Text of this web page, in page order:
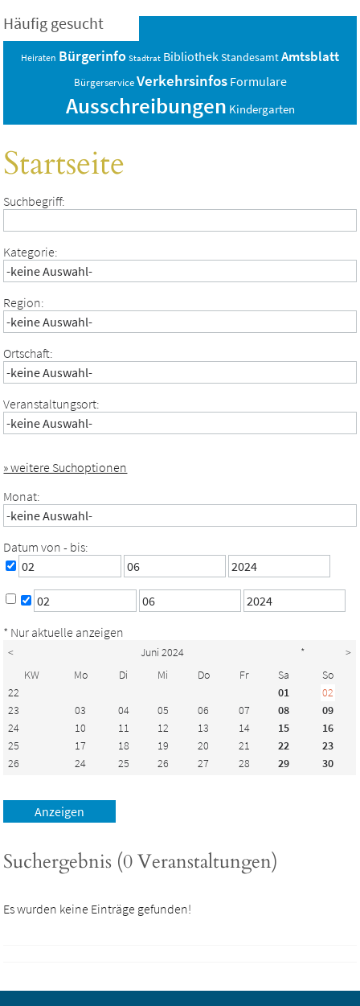
Häufig gesucht
Heiraten Bürgerinfo Stadtrat BibliothekStandesamtAmtsblatt
Bürgerservice Verkehrsinfos Formulare
Ausschreibungen Kindergarten
Startseite
Suchbegriff:
Kategorie:
Region:
Ortschaft:
Veranstaltungsort:
» weitere Suchoptionen
Monat:
Datum von - bis:
* Nur aktuelle anzeigen
< Juni 2024 *
>
KW
Mo Di Mi Do Fr Sa
So
22
01
02
23
03 04 05 06 07 08
09
24
10 11 12 13 14 15
16
25
17 18 19 20 21 22
23
26
24 25 26 27 28 29 30
Suchergebnis (0 Veranstaltungen)
Es wurden keine Einträge gefunden!